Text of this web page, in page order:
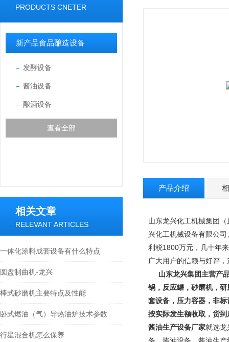
PRODUCTS CNETER
新产品食品酿造设备
发酵设备
酱油设备
酿酒设备
查看全部
相关文章
RELEVANT ARTICLES
一体化涂料成套设备有什么特点
圆盘制曲机-龙兴
棒式砂磨机主要特点及性能
卧式燃油（气）导热油炉技术参数
行星混合机怎么保养
产品介绍
山东龙兴化工机械集团
兴化工机械设备有限公
利税1800万元，几十年
广大用户的信赖与好评
山东龙兴集团主营产
锅，反应罐，砂磨机，
套设备，压力容器，非标
按实际发生额收取，货
酱油生产设备厂家就选龙